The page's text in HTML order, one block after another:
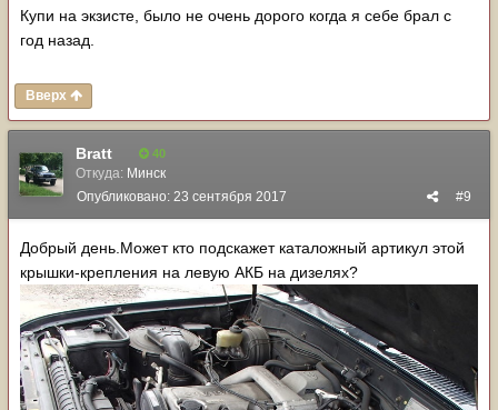
Купи на экзисте, было не очень дорого когда я себе брал с
год назад.
Вверх
Bratt 40
Откуда: Минск
#9
Опубликовано: 23 сентября 2017
Добрый день.Может кто подскажет каталожный артикул этой
крышки-крепления на левую АКБ на дизелях?